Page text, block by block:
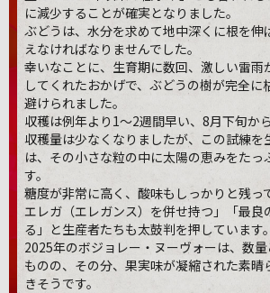
に減少することが確実となりました。
ぶどうは、水分を求めて地中深くに根を伸
えなければなりませんでした。
幸いなことに、生育期に数回、激しい雷雨
してくれたおかげで、ぶどうの樹が完全に
避けられました。
収穫は例年より1〜2週間早い、8月下旬か
収穫量は少なくなりましたが、この試練を
は、その小さな粒の中に太陽の恵みをたっ
す。
糖度が非常に高く、酸味もしっかりと残っ
エレガ（エレガンス）を併せ持つ」「最良
る」と生産者たちも太鼓判を押しています。
2025年のボジョレー・ヌーヴォーは、数
ものの、その分、果実味が凝縮された素晴
きそうです。